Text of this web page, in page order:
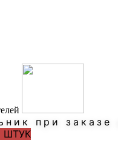
при заказе
ШТУК